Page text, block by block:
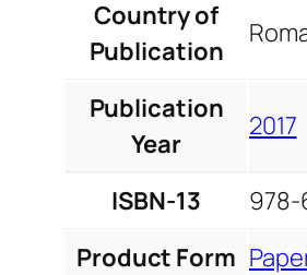
Country of
Publication
Publication
Year
2017
ISBN-13
Product Form